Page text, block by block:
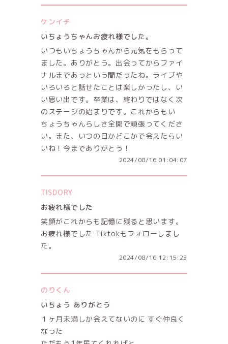
ケンイチ
いちょうちゃんお疲れ様でした。
いつもいちょうちゃんから元気をもらって
ました。ありがとう。出会ってからファイ
ナルまであっという間だったね。ライブや
いろいろと話せたことは楽しかったし、い
い思い出です。卒業は、終わりではなく次
のステージの始まりです。これからもい
ちょうちゃんらしさ全開で頑張ってくださ
い。また、いつの日かどこかで会えたらい
いね！今までありがとう！
2024/08/16 01:04:07
TISDORY
お疲れ様でした
笑顔がこれからも記憶に残ると思います。
お疲れ様でした Tiktokもフォローしまし
た。
2024/08/16 12:15:25
のりくん
いちょう ありがとう
１ヶ月未満しか会えてないのに すぐ仲良く
なった